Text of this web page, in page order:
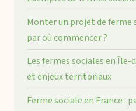
Monter un projet de ferme
par où commencer ?
Les fermes sociales en Île-
et enjeux territoriaux
Ferme sociale en France :